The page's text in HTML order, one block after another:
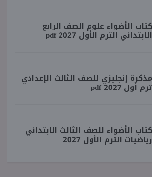
كتاب الأضواء علوم الصف الرابع
الابتدائي الترم الأول 2027 pdf
مذكرة إنجليزي للصف الثالث الإعدادي
ترم أول 2027 pdf
كتاب الأضواء للصف الثالث الابتدائي
رياضيات الترم الأول 2027